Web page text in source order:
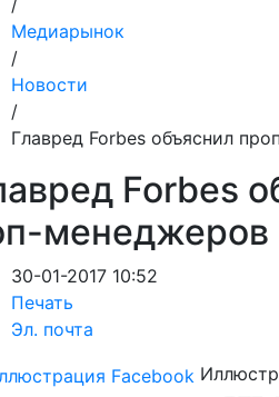
/
Медиарынок
/
Новости
/
Главред Forbes объяснил
Forbes
менеджеров
30-01-2017 10:52
Печать
Эл. почта